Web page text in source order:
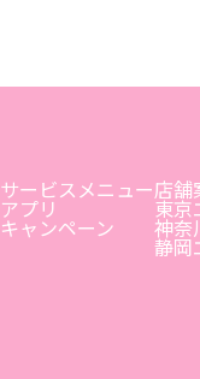
サービスメニュー
アプリ
キャンペーン
店舗
東京
神奈
静岡